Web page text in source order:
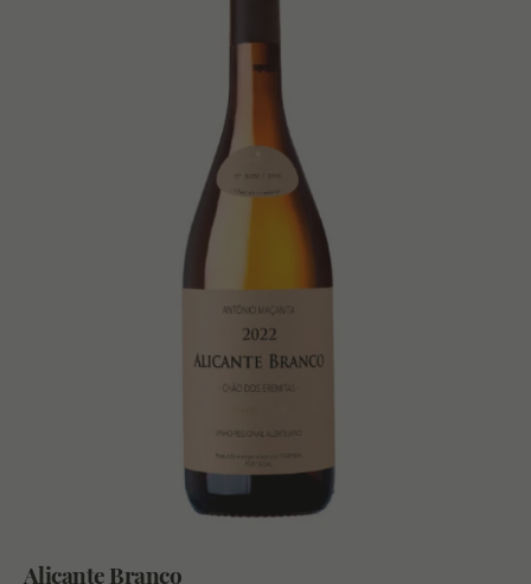
Alicante Branco